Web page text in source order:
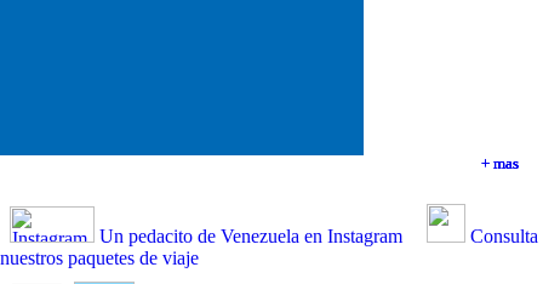
+ mas
+ mas
+ mas
+ mas
Un pedacito de Venezuela en Instagram
Consulta
nuestros paquetes de viaje